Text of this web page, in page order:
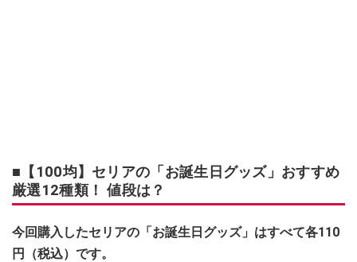
■【100均】セリアの「お誕生日グッズ」おすすめ
厳選12種類！ 値段は？
今回購入したセリアの「お誕生日グッズ」はすべて各110
円（税込）です。